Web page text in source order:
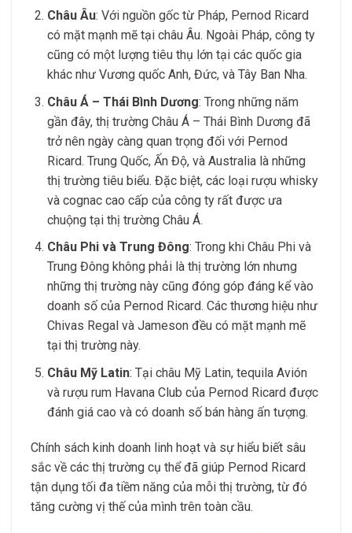
Châu Âu: Với nguồn gốc từ Pháp, Pernod Ricard
có mặt mạnh mẽ tại châu Âu. Ngoài Pháp, công ty
cũng có một lượng tiêu thụ lớn tại các quốc gia
khác như Vương quốc Anh, Đức, và Tây Ban Nha.
Châu Á – Thái Bình Dương: Trong những năm
gần đây, thị trường Châu Á – Thái Bình Dương đã
trở nên ngày càng quan trọng đối với Pernod
Ricard. Trung Quốc, Ấn Độ, và Australia là những
thị trường tiêu biểu. Đặc biệt, các loại rượu whisky
và cognac cao cấp của công ty rất được ưa
chuộng tại thị trường Châu Á.
Châu Phi và Trung Đông: Trong khi Châu Phi và
Trung Đông không phải là thị trường lớn nhưng
những thị trường này cũng đóng góp đáng kể vào
doanh số của Pernod Ricard. Các thương hiệu như
Chivas Regal và Jameson đều có mặt mạnh mẽ
tại thị trường này.
Châu Mỹ Latin: Tại châu Mỹ Latin, tequila Avión
và rượu rum Havana Club của Pernod Ricard được
đánh giá cao và có doanh số bán hàng ấn tượng.
Chính sách kinh doanh linh hoạt và sự hiểu biết sâu
sắc về các thị trường cụ thể đã giúp Pernod Ricard
tận dụng tối đa tiềm năng của mỗi thị trường, từ đó
tăng cường vị thế của mình trên toàn cầu.